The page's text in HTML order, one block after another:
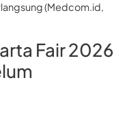
(Medcom.id,
Fair 2026